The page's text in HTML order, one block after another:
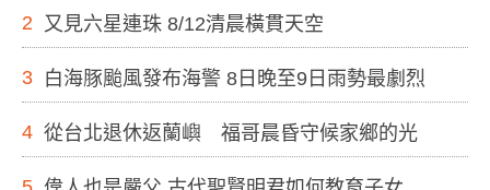
2 又見六星連珠 8/12清晨橫貫天空
3 白海豚颱風發布海警 8日晚至9日雨勢最劇烈
4 從台北退休返蘭嶼 福哥晨昏守候家鄉的光